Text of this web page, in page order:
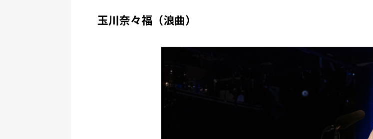
玉川奈々福（浪曲）